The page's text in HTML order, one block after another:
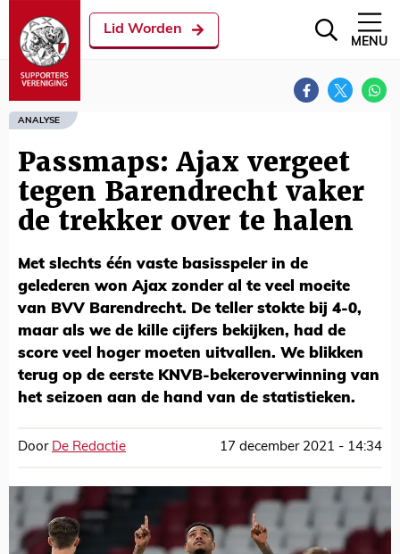
Lid Worden
MENU
ANALYSE
Passmaps: Ajax vergeet
tegen Barendrecht vaker
de trekker over te halen
Met slechts één vaste basisspeler in de
gelederen won Ajax zonder al te veel moeite
van BVV Barendrecht. De teller stokte bij 4-0,
maar als we de kille cijfers bekijken, had de
score veel hoger moeten uitvallen. We blikken
terug op de eerste KNVB-bekeroverwinning van
het seizoen aan de hand van de statistieken.
Door De Redactie 17 december 2021 - 14:34